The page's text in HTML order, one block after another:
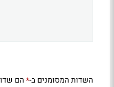
השדות המסומנים ב-*הם